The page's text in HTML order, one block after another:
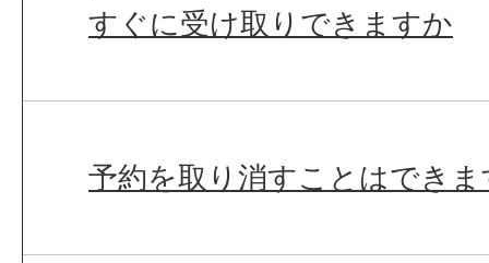
すぐに受け取りできますか
予約を取り消すことはでき